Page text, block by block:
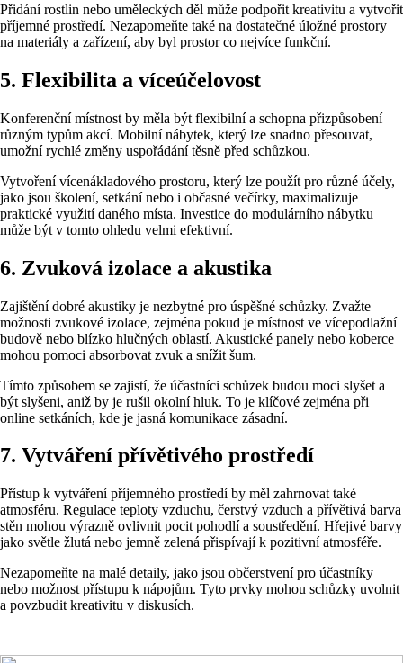
Přidání rostlin nebo uměleckých děl může podpořit kreativitu a vytvořit
příjemné prostředí. Nezapomeňte také na dostatečné úložné prostory
na materiály a zařízení, aby byl prostor co nejvíce funkční.
5. Flexibilita a víceúčelovost
Konferenční místnost by měla být flexibilní a schopna přizpůsobení
různým typům akcí. Mobilní nábytek, který lze snadno přesouvat,
umožní rychlé změny uspořádání těsně před schůzkou.
Vytvoření vícenákladového prostoru, který lze použít pro různé účely,
jako jsou školení, setkání nebo i občasné večírky, maximalizuje
praktické využití daného místa. Investice do modulárního nábytku
může být v tomto ohledu velmi efektivní.
6. Zvuková izolace a akustika
Zajištění dobré akustiky je nezbytné pro úspěšné schůzky. Zvažte
možnosti zvukové izolace, zejména pokud je místnost ve vícepodlažní
budově nebo blízko hlučných oblastí. Akustické panely nebo koberce
mohou pomoci absorbovat zvuk a snížit šum.
Tímto způsobem se zajistí, že účastníci schůzek budou moci slyšet a
být slyšeni, aniž by je rušil okolní hluk. To je klíčové zejména při
online setkáních, kde je jasná komunikace zásadní.
7. Vytváření přívětivého prostředí
Přístup k vytváření příjemného prostředí by měl zahrnovat také
atmosféru. Regulace teploty vzduchu, čerstvý vzduch a přívětivá barva
stěn mohou výrazně ovlivnit pocit pohodlí a soustředění. Hřejivé barvy
jako světle žlutá nebo jemně zelená přispívají k pozitivní atmosféře.
Nezapomeňte na malé detaily, jako jsou občerstvení pro účastníky
nebo možnost přístupu k nápojům. Tyto prvky mohou schůzky uvolnit
a povzbudit kreativitu v diskusích.